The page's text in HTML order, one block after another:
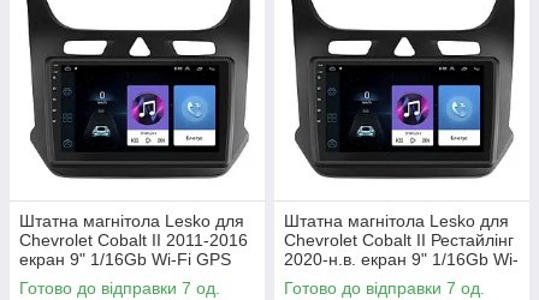
Штатна магнітола Lesko для
Chevrolet Cobalt II 2011-2016
екран 9" 1/16Gb Wi-Fi GPS
Base Шевроле Кобальт 7 шт.
Готово до відправки 7 од.
Штатна магнітола Lesko для
Chevrolet Cobalt II Рестайлінг
2020-н.в. екран 9" 1/16Gb Wi-
Fi GPS Base 7 шт.
Готово до відправки 7 од.